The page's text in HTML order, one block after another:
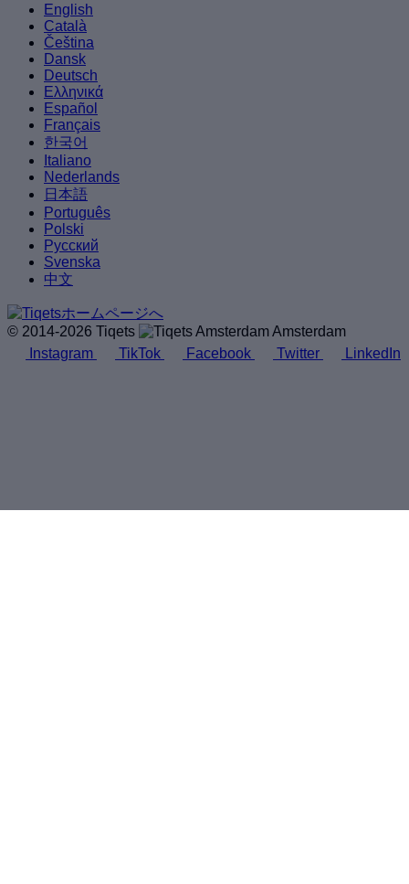
English
Català
Čeština
Dansk
Deutsch
Ελληνικά
Español
Français
한국어
Italiano
Nederlands
日本語
Português
Polski
Русский
Svenska
中文
© 2014-2026 Tiqets
Amsterdam
Instagram
TikTok Facebook Twitter LinkedIn